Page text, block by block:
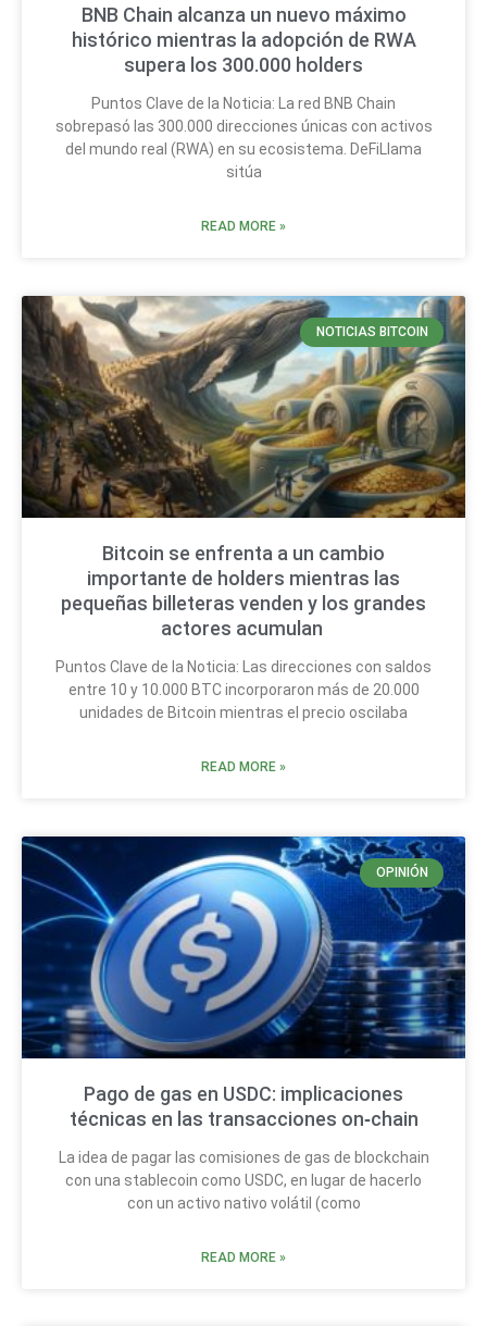
BNB Chain alcanza un nuevo máximo
histórico mientras la adopción de RWA
supera los 300.000 holders
Puntos Clave de la Noticia: La red BNB Chain
sobrepasó las 300.000 direcciones únicas con activos
del mundo real (RWA) en su ecosistema. DeFiLlama
sitúa
READ MORE »
NOTICIAS BITCOIN
Bitcoin se enfrenta a un cambio
importante de holders mientras las
pequeñas billeteras venden y los grandes
actores acumulan
Puntos Clave de la Noticia: Las direcciones con saldos
entre 10 y 10.000 BTC incorporaron más de 20.000
unidades de Bitcoin mientras el precio oscilaba
READ MORE »
OPINIÓN
Pago de gas en USDC: implicaciones
técnicas en las transacciones on‑chain
La idea de pagar las comisiones de gas de blockchain
con una stablecoin como USDC, en lugar de hacerlo
con un activo nativo volátil (como
READ MORE »